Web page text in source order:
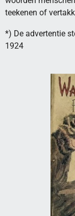
teekenen of
*) De advertentie
1924